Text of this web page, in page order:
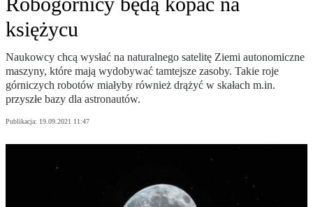
księżycu
Naukowcy chcą wysłać na naturalnego satelitę Ziemi autonomiczne
maszyny, które mają wydobywać tamtejsze zasoby. Takie roje
górniczych robotów miałyby również drążyć w skałach m.in.
przyszłe bazy dla astronautów.
Publikacja: 19.09.2021 11:47